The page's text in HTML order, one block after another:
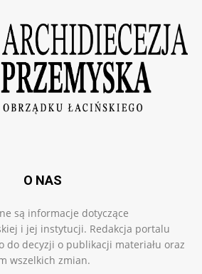
O NAS
są informacje dotyczące
i jej instytucji. Redakcja portalu
do decyzji o publikacji materiału oraz
wszelkich zmian.